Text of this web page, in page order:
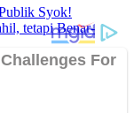
Syok!
tetapi Benar-
Di Usia Senja
Kuno Dunia!